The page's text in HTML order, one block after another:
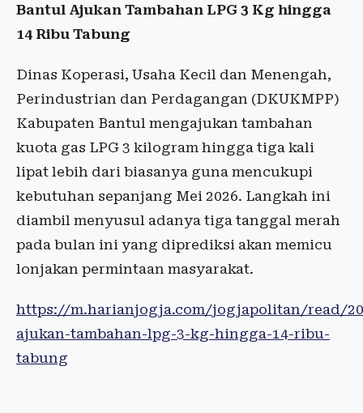
Bantul Ajukan Tambahan LPG 3 Kg hingga
14 Ribu Tabung
Dinas Koperasi, Usaha Kecil dan Menengah,
Perindustrian dan Perdagangan (DKUKMPP)
Kabupaten Bantul mengajukan tambahan
kuota gas LPG 3 kilogram hingga tiga kali
lipat lebih dari biasanya guna mencukupi
kebutuhan sepanjang Mei 2026. Langkah ini
diambil menyusul adanya tiga tanggal merah
pada bulan ini yang diprediksi akan memicu
lonjakan permintaan masyarakat.
https://m.harianjogja.com/jogjapolitan/read/
ajukan-tambahan-lpg-3-kg-hingga-14-ribu-
tabung